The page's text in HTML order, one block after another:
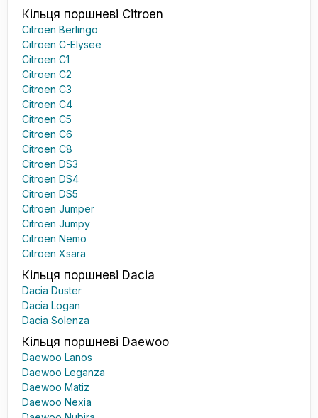
Кільця поршневі Citroen
Citroen Berlingo
Citroen C-Elysee
Citroen C1
Citroen C2
Citroen C3
Citroen C4
Citroen C5
Citroen C6
Citroen C8
Citroen DS3
Citroen DS4
Citroen DS5
Citroen Jumper
Citroen Jumpy
Citroen Nemo
Citroen Xsara
Кільця поршневі Dacia
Dacia Duster
Dacia Logan
Dacia Solenza
Кільця поршневі Daewoo
Daewoo Lanos
Daewoo Leganza
Daewoo Matiz
Daewoo Nexia